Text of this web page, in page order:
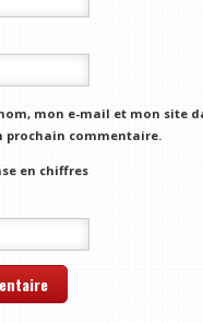
mon e-mail et mon site
prochain commentaire.
en chiffres